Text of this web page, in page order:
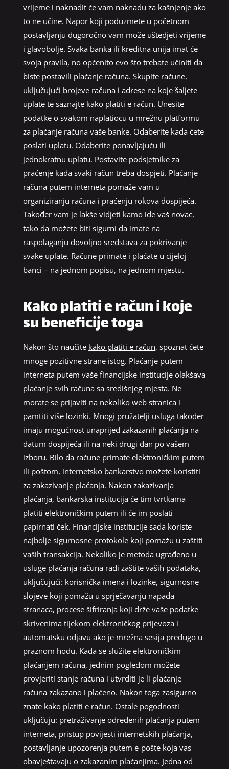
vrijeme i naknadit će vam naknadu za kašnjenje ako
to ne učine. Napor koji poduzmete u početnom
postavljanju dugoročno vam može uštedjeti vrijeme
i glavobolje. Svaka banka ili kreditna unija imat će
svoja pravila, no općenito evo što trebate učiniti da
biste postavili plaćanje računa. Skupite račune,
uključujući brojeve računa i adrese na koje šaljete
uplate te saznajte kako platiti e račun. Unesite
podatke o svakom naplatiocu u mrežnu platformu
za plaćanje računa vaše banke. Odaberite kada ćete
poslati uplatu. Odaberite ponavljajuću ili
jednokratnu uplatu. Postavite podsjetnike za
praćenje kada svaki račun treba dospjeti. Plaćanje
računa putem interneta pomaže vam u
organiziranju računa i praćenju rokova dospijeća.
Također vam je lakše vidjeti kamo ide vaš novac,
tako da možete biti sigurni da imate na
raspolaganju dovoljno sredstava za pokrivanje
svake uplate. Račune primate i plaćate u cijeloj
banci – na jednom popisu, na jednom mjestu.
Kako platiti e račun i koje
su beneficije toga
Nakon što naučite kako platiti e račun, spoznat ćete
mnoge pozitivne strane istog. Plaćanje putem
interneta putem vaše financijske institucije olakšava
plaćanje svih računa sa središnjeg mjesta. Ne
morate se prijaviti na nekoliko web stranica i
pamtiti više lozinki. Mnogi pružatelji usluga također
imaju mogućnost unaprijed zakazanih plaćanja na
datum dospijeća ili na neki drugi dan po vašem
izboru. Bilo da račune primate elektroničkim putem
ili poštom, internetsko bankarstvo možete koristiti
za zakazivanje plaćanja. Nakon zakazivanja
plaćanja, bankarska institucija će tim tvrtkama
platiti elektroničkim putem ili će im poslati
papirnati ček. Financijske institucije sada koriste
najbolje sigurnosne protokole koji pomažu u zaštiti
vaših transakcija. Nekoliko je metoda ugrađeno u
usluge plaćanja računa radi zaštite vaših podataka,
uključujući: korisnička imena i lozinke, sigurnosne
slojeve koji pomažu u sprječavanju napada
stranaca, procese šifriranja koji drže vaše podatke
skrivenima tijekom elektroničkog prijevoza i
automatsku odjavu ako je mrežna sesija predugo u
praznom hodu. Kada se služite elektroničkim
plaćanjem računa, jednim pogledom možete
provjeriti stanje računa i utvrditi je li plaćanje
računa zakazano i plaćeno. Nakon toga zasigurno
znate kako platiti e račun. Ostale pogodnosti
uključuju: pretraživanje određenih plaćanja putem
interneta, pristup povijesti internetskih plaćanja,
postavljanje upozorenja putem e-pošte koja vas
obavještavaju o zakazanim plaćanjima. Jedna od